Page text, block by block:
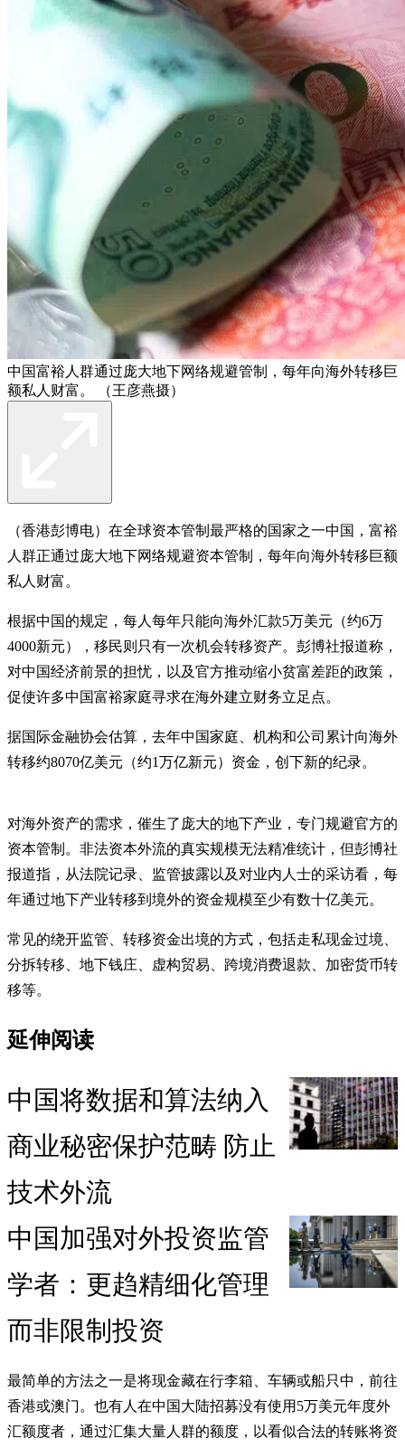
中国富裕人群通过庞大地下网络规避管制，每年向海外转移巨
额私人财富。 （王彦燕摄）
（香港彭博电）在全球资本管制最严格的国家之一中国，富裕
人群正通过庞大地下网络规避资本管制，每年向海外转移巨额
私人财富。
根据中国的规定，每人每年只能向海外汇款5万美元（约6万
4000新元），移民则只有一次机会转移资产。彭博社报道称，
对中国经济前景的担忧，以及官方推动缩小贫富差距的政策，
促使许多中国富裕家庭寻求在海外建立财务立足点。
据国际金融协会估算，去年中国家庭、机构和公司累计向海外
转移约8070亿美元（约1万亿新元）资金，创下新的纪录。
对海外资产的需求，催生了庞大的地下产业，专门规避官方的
资本管制。非法资本外流的真实规模无法精准统计，但彭博社
报道指，从法院记录、监管披露以及对业内人士的采访看，每
年通过地下产业转移到境外的资金规模至少有数十亿美元。
常见的绕开监管、转移资金出境的方式，包括走私现金过境、
分拆转移、地下钱庄、虚构贸易、跨境消费退款、加密货币转
移等。
延伸阅读
中国将数据和算法纳入
商业秘密保护范畴 防止
技术外流
中国加强对外投资监管
学者：更趋精细化管理
而非限制投资
最简单的方法之一是将现金藏在行李箱、车辆或船只中，前往
香港或澳门。也有人在中国大陆招募没有使用5万美元年度外
汇额度者，通过汇集大量人群的额度，以看似合法的转账将资